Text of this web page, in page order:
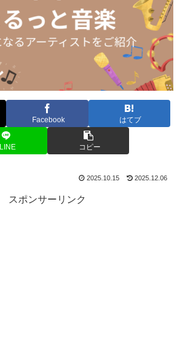
Facebook はてブ
LINE コピー
2025.10.15 2025.12.06
スポンサーリンク